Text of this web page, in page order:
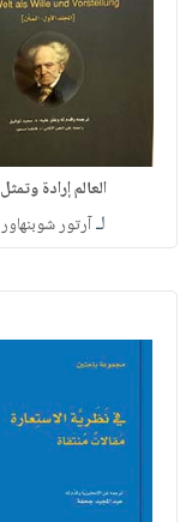
العالم إرادة وتمثل
لـآرتور شوبنهاور